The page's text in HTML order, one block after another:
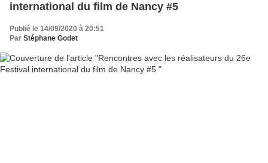
international du film de Nancy #5
Publié le 14/09/2020 à 20:51
Par Stéphane Godet